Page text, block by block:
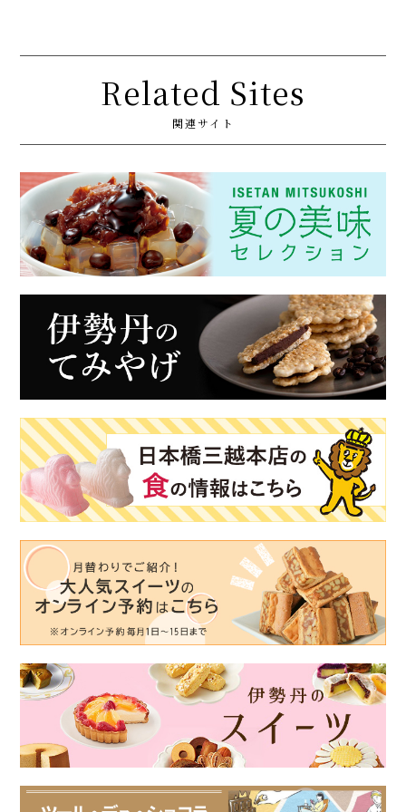
Related Sites
関連サイト